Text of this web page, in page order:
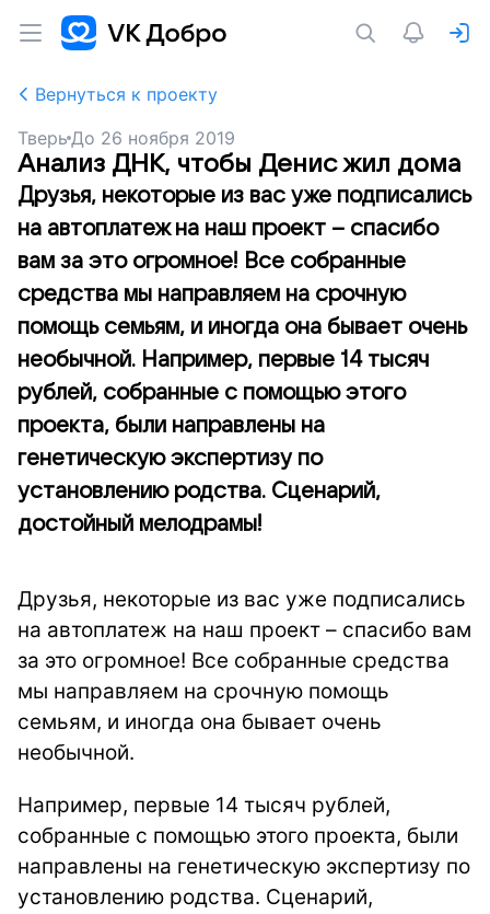
Вернуться к проекту
Тверь До 26 ноября 2019
Анализ ДНК, чтобы Денис жил дома
Друзья, некоторые из вас уже подписались
на автоплатеж на наш проект – спасибо
вам за это огромное! Все собранные
средства мы направляем на срочную
помощь семьям, и иногда она бывает очень
необычной. Например, первые 14 тысяч
рублей, собранные с помощью этого
проекта, были направлены на
генетическую экспертизу по
установлению родства. Сценарий,
достойный мелодрамы!
Друзья, некоторые из вас уже подписались
на автоплатеж на наш проект – спасибо вам
за это огромное! Все собранные средства
мы направляем на срочную помощь
семьям, и иногда она бывает очень
необычной.
Например, первые 14 тысяч рублей,
собранные с помощью этого проекта, были
направлены на генетическую экспертизу по
установлению родства. Сценарий,